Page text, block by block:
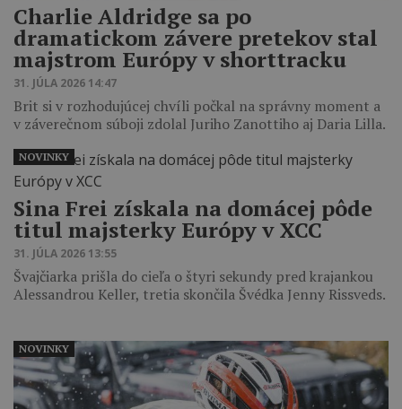
Charlie Aldridge sa po
dramatickom závere pretekov stal
majstrom Európy v shorttracku
31. JÚLA 2026 14:47
Brit si v rozhodujúcej chvíli počkal na správny moment a
v záverečnom súboji zdolal Juriho Zanottiho aj Daria Lilla.
Sina Frei získala na domácej pôde
titul majsterky Európy v XCC
31. JÚLA 2026 13:55
Švajčiarka prišla do cieľa o štyri sekundy pred krajankou
Alessandrou Keller, tretia skončila Švédka Jenny Rissveds.
NOVINKY
NOVINKY